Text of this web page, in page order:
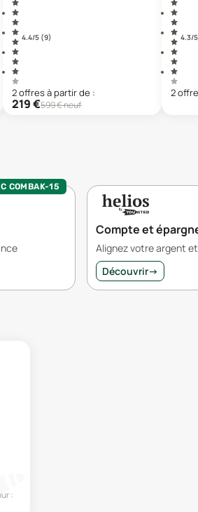
4.4/5 (9)
2offresà partir de :
219€599€ neuf
4.3/
2
COMBAK-15
Compte et
Alignez votre argent
Découvrir→
: